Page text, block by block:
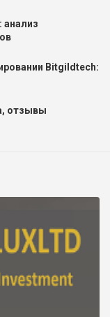
анализ
Bitgildtech:
отзывы